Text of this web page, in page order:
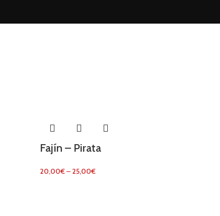
Fajín – Pirata
20,00€– 25,00€